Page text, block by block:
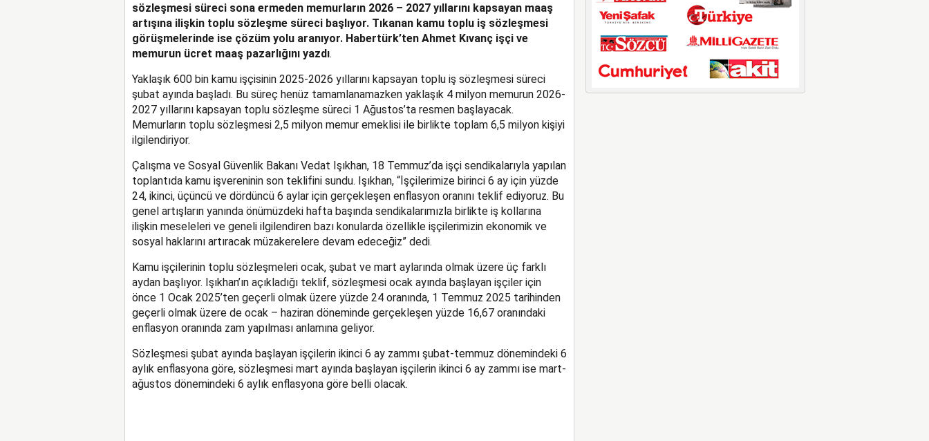
sözleşmesi süreci sona ermeden memurların 2026 – 2027 yıllarını kapsayan maaş
artışına ilişkin toplu sözleşme süreci başlıyor. Tıkanan kamu toplu iş sözleşmesi
görüşmelerinde ise çözüm yolu aranıyor. Habertürk’ten Ahmet Kıvanç işçi ve
memurun ücret maaş pazarlığını yazdı.
Yaklaşık 600 bin kamu işçisinin 2025-2026 yıllarını kapsayan toplu iş sözleşmesi süreci
şubat ayında başladı. Bu süreç henüz tamamlanamazken yaklaşık 4 milyon memurun 2026-
2027 yıllarını kapsayan toplu sözleşme süreci 1 Ağustos’ta resmen başlayacak.
Memurların toplu sözleşmesi 2,5 milyon memur emeklisi ile birlikte toplam 6,5 milyon kişiyi
ilgilendiriyor.
Çalışma ve Sosyal Güvenlik Bakanı Vedat Işıkhan, 18 Temmuz’da işçi sendikalarıyla yapılan
toplantıda kamu işvereninin son teklifini sundu. Işıkhan, “İşçilerimize birinci 6 ay için yüzde
24, ikinci, üçüncü ve dördüncü 6 aylar için gerçekleşen enflasyon oranını teklif ediyoruz. Bu
genel artışların yanında önümüzdeki hafta başında sendikalarımızla birlikte iş kollarına
ilişkin meseleleri ve geneli ilgilendiren bazı konularda özellikle işçilerimizin ekonomik ve
sosyal haklarını artıracak müzakerelere devam edeceğiz” dedi.
Kamu işçilerinin toplu sözleşmeleri ocak, şubat ve mart aylarında olmak üzere üç farklı
aydan başlıyor. Işıkhan’ın açıkladığı teklif, sözleşmesi ocak ayında başlayan işçiler için
önce 1 Ocak 2025’ten geçerli olmak üzere yüzde 24 oranında, 1 Temmuz 2025 tarihinden
geçerli olmak üzere de ocak – haziran döneminde gerçekleşen yüzde 16,67 oranındaki
enflasyon oranında zam yapılması anlamına geliyor.
Sözleşmesi şubat ayında başlayan işçilerin ikinci 6 ay zammı şubat-temmuz dönemindeki 6
aylık enflasyona göre, sözleşmesi mart ayında başlayan işçilerin ikinci 6 ay zammı ise mart-
ağustos dönemindeki 6 aylık enflasyona göre belli olacak.